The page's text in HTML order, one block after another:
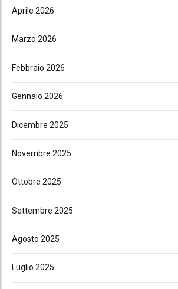
Aprile 2026
Marzo 2026
Febbraio 2026
Gennaio 2026
Dicembre 2025
Novembre 2025
Ottobre 2025
Settembre 2025
Agosto 2025
Luglio 2025